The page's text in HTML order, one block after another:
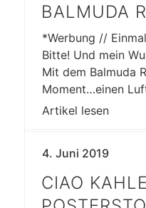
BALMUDA
*Werbung //
Bitte! Und mein
Mit dem Balmuda
Moment…einen
Artikel lesen
4. Juni 2019
CIAO